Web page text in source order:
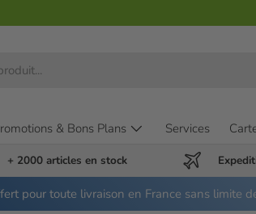
& Bons Plans Services
+ 2000 articles en stock
pour toute livraison en France sans limite